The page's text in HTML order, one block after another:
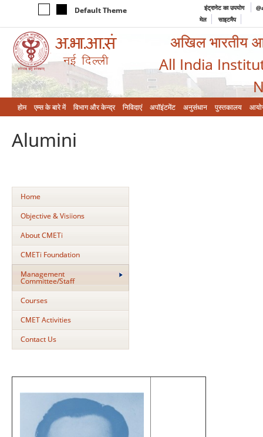
Default Theme इंट्रानेट का उपयोग
मेल
साइटमैप
अखिल भारतीय
All India
होम एम्‍स के बारे में विभाग और केन्‍द्र निविदाएं अपॉइंटमेंट अनुसंधान पुस्तकालय
Alumini
Home
Objective & Visiions
About CMETi
CMETi Foundation
Management
Committee/Staff
Courses
CMET Activities
Contact Us